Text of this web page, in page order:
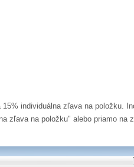
individuálna zľava na položku.
zľava na položku" alebo priamo na